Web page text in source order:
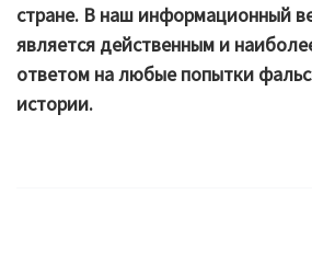
стране. В наш информационный
является действенным и
ответом на любые попытки
истории.